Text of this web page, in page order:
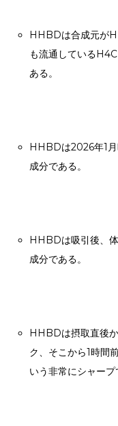
HHBDは合成元が
も流通している
ある。
HHBDは2026年1月
成分である。
HHBDは吸引後、
成分である。
HHBDは摂取直後
ク、そこから1時間
いう非常にシャープ